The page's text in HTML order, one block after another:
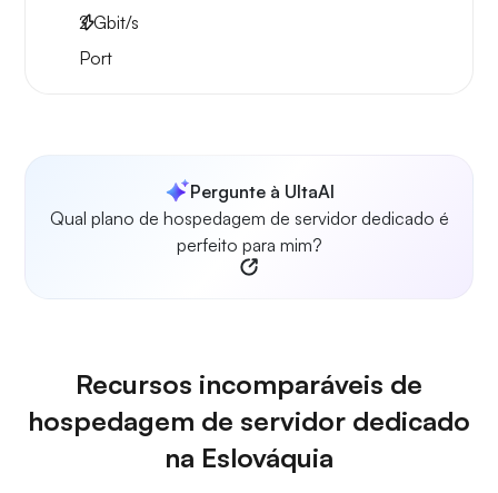
2Gbit/s
Port
Pergunte à UltaAI
Qual plano de hospedagem de servidor dedicado é
perfeito para mim?
Recursos incomparáveis de
hospedagem de servidor dedicado
na Eslováquia